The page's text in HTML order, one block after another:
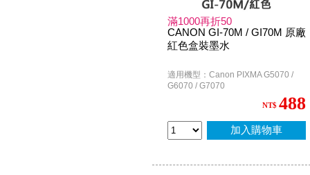
滿1000再折50
CANON GI-70M / GI70M 原廠
紅色盒裝墨水
適用機型：Canon PIXMA G5070 /
G6070 / G7070
NT$ 488
加入購物車